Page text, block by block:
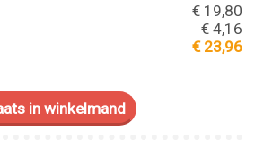
€ 19,80
€ 4,16
€ 23,96